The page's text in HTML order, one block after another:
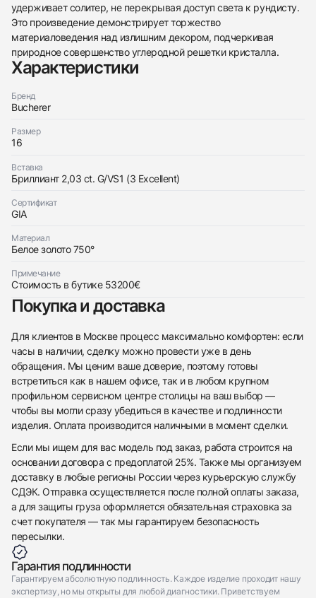
438
285
145
142
205
204
195
150
6
удерживает солитер, не перекрывая доступ света к рундисту.
Это произведение демонстрирует торжество
материаловедения над излишним декором, подчеркивая
природное совершенство углеродной решетки кристалла.
Характеристики
Бренд
Bucherer
Размер
16
Вставка
Бриллиант 2,03 ct. G/VS1 (3 Excellent)
Сертификат
GIA
Материал
Белое золото 750°
Примечание
Стоимость в бутике 53200€
Покупка и доставка
Для клиентов в Москве процесс максимально комфортен: если
часы в наличии, сделку можно провести уже в день
обращения. Мы ценим ваше доверие, поэтому готовы
встретиться как в нашем офисе, так и в любом крупном
профильном сервисном центре столицы на ваш выбор —
чтобы вы могли сразу убедиться в качестве и подлинности
изделия. Оплата производится наличными в момент сделки.
Если мы ищем для вас модель под заказ, работа строится на
основании договора с предоплатой 25%. Также мы организуем
доставку в любые регионы России через курьерскую службу
СДЭК. Отправка осуществляется после полной оплаты заказа,
а для защиты груза оформляется обязательная страховка за
счет покупателя — так мы гарантируем безопасность
пересылки.
Гарантия подлинности
Гарантируем абсолютную подлинность. Каждое изделие проходит нашу
экспертизу, но мы открыты для любой диагностики. Приветствуем
Купить эти часы
Оставьте ваши контактные данные и мы свяжемся
Отправить заявку
Трейд-ин часов
с вами
Bucherer
Отправить заявку